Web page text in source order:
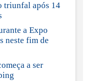
triunfal após 14
a Expo
neste fim de
a ser